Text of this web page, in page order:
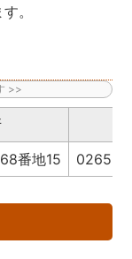
。
番地15 0265-